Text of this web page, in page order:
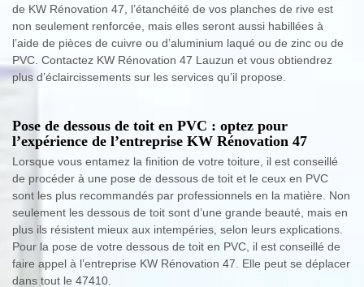
de KW Rénovation 47, l’étanchéité de vos planches de rive est
non seulement renforcée, mais elles seront aussi habillées à
l’aide de pièces de cuivre ou d’aluminium laqué ou de zinc ou de
PVC. Contactez KW Rénovation 47 Lauzun et vous obtiendrez
plus d’éclaircissements sur les services qu’il propose.
Pose de dessous de toit en PVC : optez pour
l’expérience de l’entreprise KW Rénovation 47
Lorsque vous entamez la finition de votre toiture, il est conseillé
de procéder à une pose de dessous de toit et le ceux en PVC
sont les plus recommandés par professionnels en la matière. Non
seulement les dessous de toit sont d’une grande beauté, mais en
plus ils résistent mieux aux intempéries, selon leurs explications.
Pour la pose de votre dessous de toit en PVC, il est conseillé de
faire appel à l’entreprise KW Rénovation 47. Elle peut se déplacer
dans tout le 47410.